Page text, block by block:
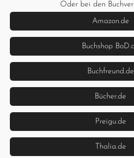
Oder bei den
Amazon.de
Buchshop
Buchfreund.de
Bücher.de
Preigu.de
Thalia.de